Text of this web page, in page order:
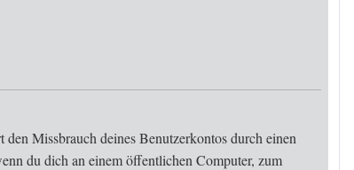
Missbrauch deines Benutzerkontos durch einen
du dich an einem öffentlichen Computer, zum